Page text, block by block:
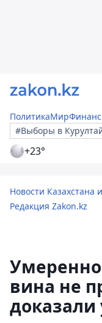
ПолитикаМир
#Выборы в
+23°
Новости Казахстана
Редакция Zakon.kz
вина не